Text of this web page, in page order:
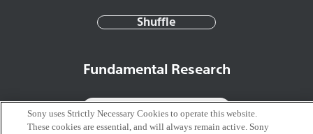
Shuffle
Fundamental Research
Sony uses Strictly Necessary Cookies to operate this website.
These cookies are essential, and will always remain active. Sony